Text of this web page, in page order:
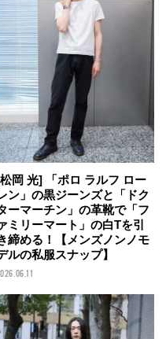
岡 光] 「ポロ ラルフ ロー
ン」の黒ジーンズと「ドク
ーマーチン」の革靴で「フ
ミリーマート」の白Tを引
締める！【メンズノンノモ
ルの私服スナップ】